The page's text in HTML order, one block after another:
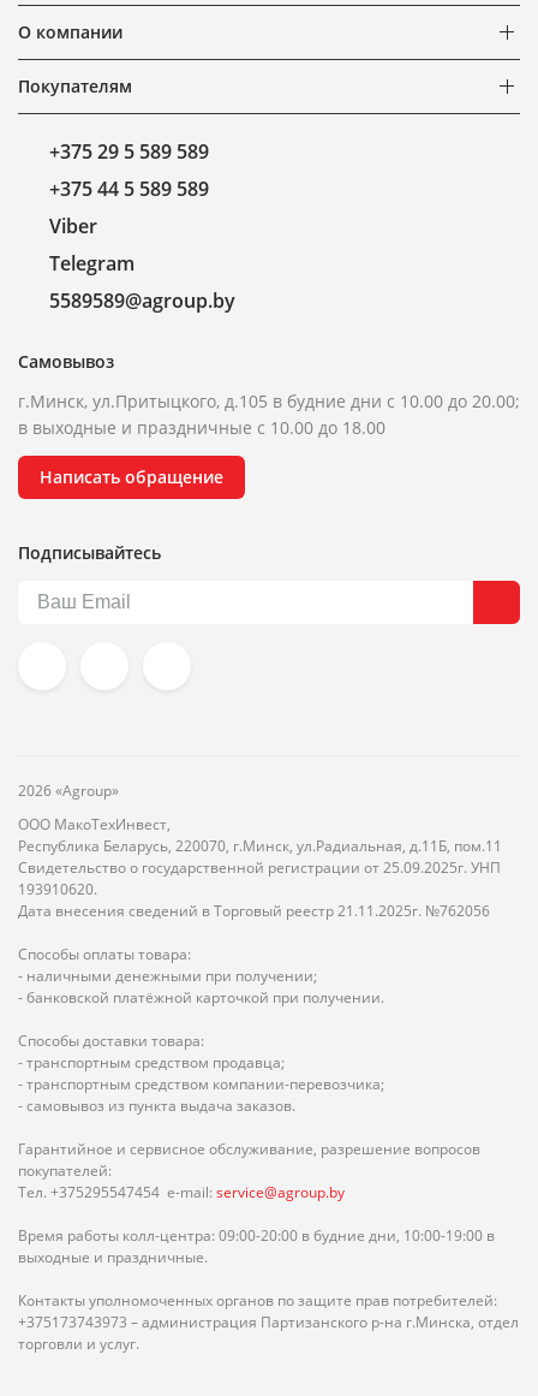
О компании
Покупателям
+375 29 5 589 589
+375 44 5 589 589
Viber
Telegram
5589589@agroup.by
Самовывоз
г.Минск, ул.Притыцкого, д.105 в будние дни с 10.00 до 20.00;
в выходные и праздничные с 10.00 до 18.00
Написать обращение
Подписывайтесь
2026 «Agroup»
ООО МакоТехИнвест,
Республика Беларусь, 220070, г.Минск, ул.Радиальная, д.11Б, пом.11
Свидетельство о государственной регистрации от 25.09.2025г. УНП
193910620.
Дата внесения сведений в Торговый реестр 21.11.2025г. №762056
Способы оплаты товара:
- наличными денежными при получении;
- банковской платёжной карточкой при получении.
Способы доставки товара:
- транспортным средством продавца;
- транспортным средством компании-перевозчика;
- самовывоз из пункта выдача заказов.
Гарантийное и сервисное обслуживание, разрешение вопросов
покупателей:
Тел. +375295547454 e-mail: service@agroup.by
Время работы колл-центра: 09:00-20:00 в будние дни, 10:00-19:00 в
выходные и праздничные.
Контакты уполномоченных органов по защите прав потребителей:
+375173743973 – администрация Партизанского р-на г.Минска, отдел
торговли и услуг.